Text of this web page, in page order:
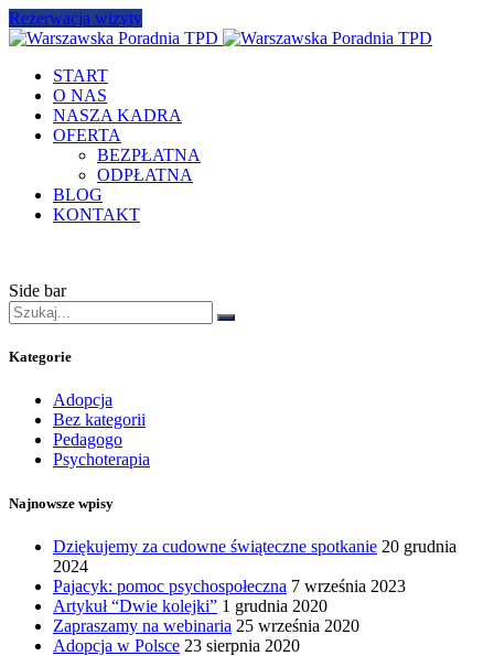
Rezerwacja wizyty
START
O NAS
NASZA KADRA
OFERTA
BEZPŁATNA
ODPŁATNA
BLOG
KONTAKT
Side bar
Kategorie
Adopcja
Bez kategorii
Pedagogo
Psychoterapia
Najnowsze wpisy
Dziękujemy za cudowne świąteczne spotkanie 20 grudnia
2024
Pajacyk: pomoc psychospołeczna 7 września 2023
Artykuł “Dwie kolejki” 1 grudnia 2020
Zapraszamy na webinaria 25 września 2020
Adopcja w Polsce 23 sierpnia 2020